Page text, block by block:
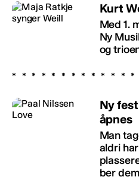
Kurt
Med 1.
Ny
og
Ny
åpnes
Man
aldri
ber